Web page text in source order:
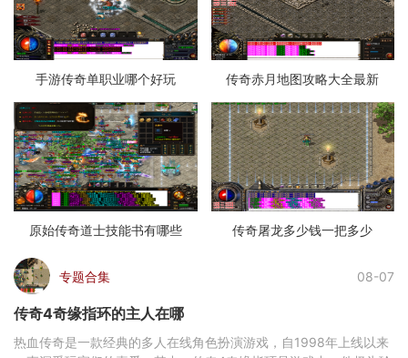
手游传奇单职业哪个好玩 传奇赤月地图攻略大全最新
原始传奇道士技能书有哪些 传奇屠龙多少钱一把多少
专题合集 08-07
传奇4奇缘指环的主人在哪
热血传奇是一款经典的多人在线角色扮演游戏，自1998年上线以来